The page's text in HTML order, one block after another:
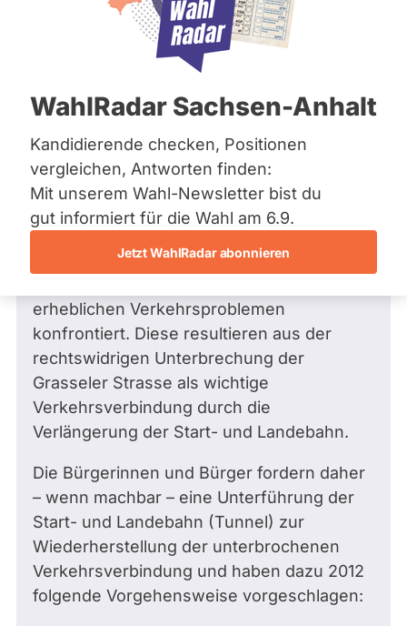
Bremen
Hamburg
Mecklenburg-Vorpommern
Nordrhein-Westfalen
Saarland
Sachsen
Sachsen-Anhalt
Schleswig-Holstein
Thüringen
Über uns
Spenden
WahlRadar Sachsen-Anhalt
Kandidierende checken, Positionen
vergleichen, Antworten finden:
Mit unserem Wahl-Newsletter bist du
gut informiert für die Wahl am 6.9.
Jetzt WahlRadar abonnieren
weil
aktive
05.10.2017
Frage an Anselm Roppel von
Ralf B.
bezüglich Verkehr
Sehr geehrter Herr Roppel,
durch die Verlängerung der Start- und
Landebahn des Flughafens Braunschweig-
Wolfsburg für VW auf Kosten der
Steuerzahler werden die Bürgerinnen und
erheblichen Verkehrsproblemen
konfrontiert. Diese resultieren aus der
rechtswidrigen Unterbrechung der
Grasseler Strasse als wichtige
Verkehrsverbindung durch die
Verlängerung der Start- und Landebahn.
Die Bürgerinnen und Bürger fordern daher
– wenn machbar – eine Unterführung der
Start- und Landebahn (Tunnel) zur
Wiederherstellung der unterbrochenen
Verkehrsverbindung und haben dazu 2012
folgende Vorgehensweise vorgeschlagen: